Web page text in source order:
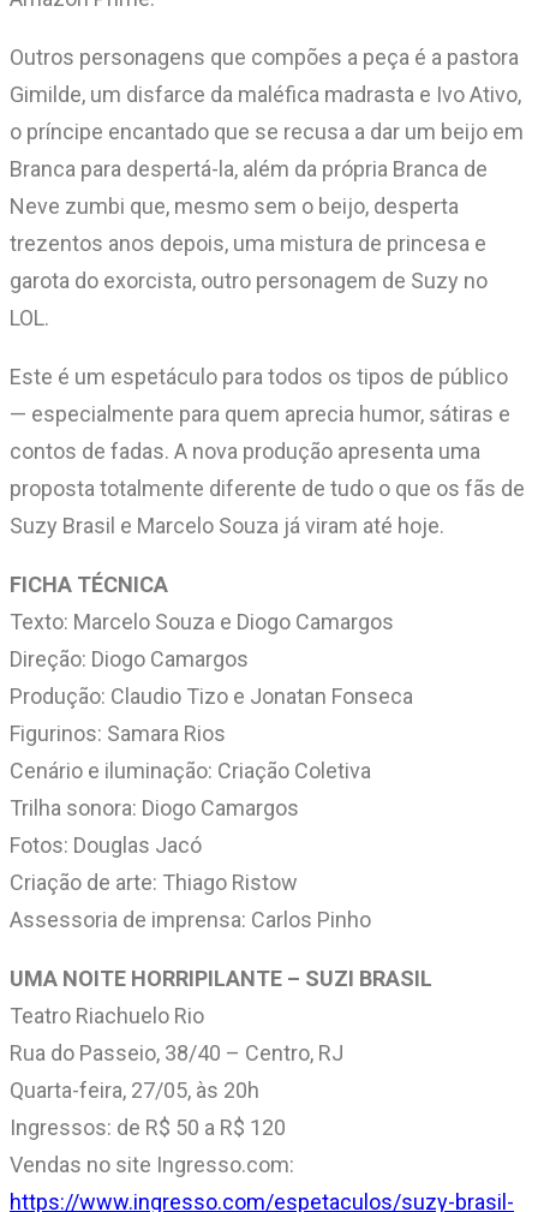
Outros personagens que compões a peça é a pastora
Gimilde, um disfarce da maléfica madrasta e Ivo Ativo,
o príncipe encantado que se recusa a dar um beijo em
Branca para despertá-la, além da própria Branca de
Neve zumbi que, mesmo sem o beijo, desperta
trezentos anos depois, uma mistura de princesa e
garota do exorcista, outro personagem de Suzy no
LOL.
Este é um espetáculo para todos os tipos de público
— especialmente para quem aprecia humor, sátiras e
contos de fadas. A nova produção apresenta uma
proposta totalmente diferente de tudo o que os fãs de
Suzy Brasil e Marcelo Souza já viram até hoje.
FICHA TÉCNICA
Texto: Marcelo Souza e Diogo Camargos
Direção: Diogo Camargos
Produção: Claudio Tizo e Jonatan Fonseca
Figurinos: Samara Rios
Cenário e iluminação: Criação Coletiva
Trilha sonora: Diogo Camargos
Fotos: Douglas Jacó
Criação de arte: Thiago Ristow
Assessoria de imprensa: Carlos Pinho
UMA NOITE HORRIPILANTE – SUZI BRASIL
Teatro Riachuelo Rio
Rua do Passeio, 38/40 – Centro, RJ
Quarta-feira, 27/05, às 20h
Ingressos: de R$ 50 a R$ 120
Vendas no site Ingresso.com:
https://www.ingresso.com/espetaculos/suzy-brasil-